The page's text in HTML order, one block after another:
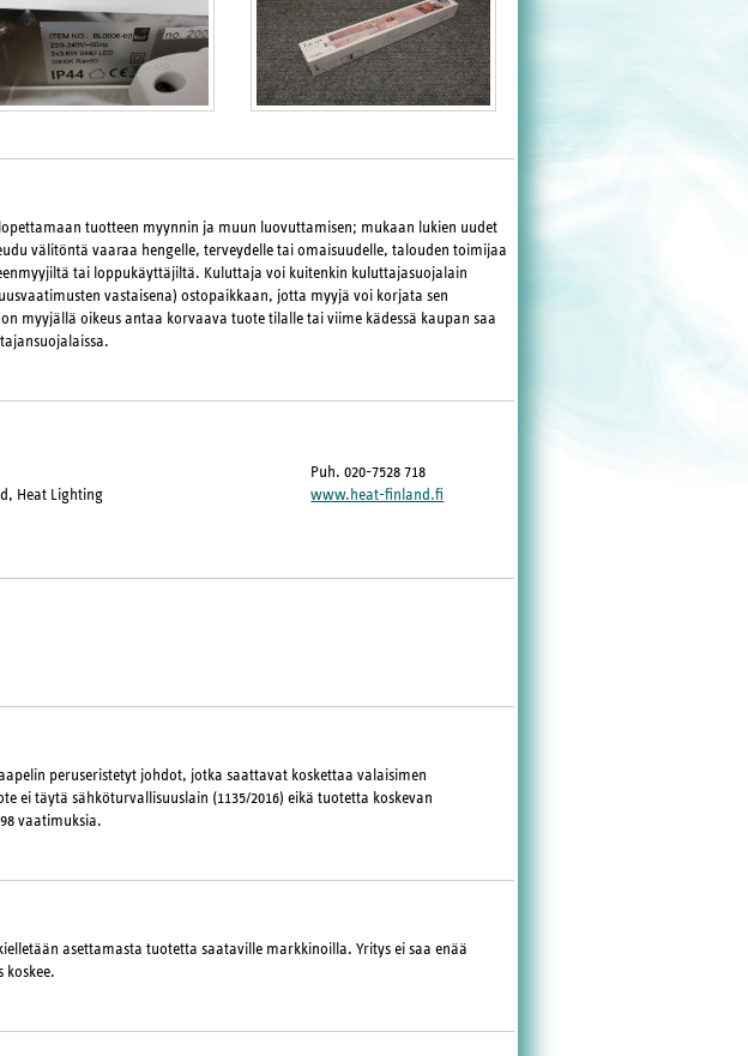
tuotteen myynnin ja muun luovuttamisen; mukaan lukien uudet
välitöntä vaaraa hengelle, terveydelle tai omaisuudelle, talouden toimijaa
tai loppukäyttäjiltä. Kuluttaja voi kuitenkin kuluttajasuojalain
vastaisena) ostopaikkaan, jotta myyjä voi korjata sen
myyjällä oikeus antaa korvaava tuote tilalle tai viime kädessä kaupan saa
Heat Lighting
Puh. 020-7528 718
www.heat-finland.fi
peruseristetyt johdot, jotka saattavat koskettaa valaisimen
ei täytä sähköturvallisuuslain (1135/2016) eikä tuotetta koskevan
vaatimuksia.
asettamasta tuotetta saataville markkinoilla. Yritys ei saa enää